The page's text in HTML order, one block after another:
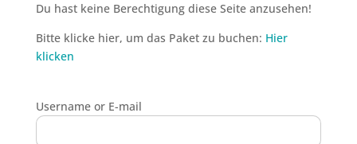
Du hast keine Berechtigung diese Seite anzusehen!
Bitte klicke hier, um das Paket zu buchen: Hier
klicken
Username or E-mail